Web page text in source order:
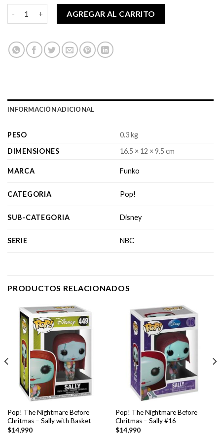
AGREGAR AL CARRITO
INFORMACIÓN ADICIONAL
PESO
0.3 kg
DIMENSIONES
16.5 × 12 × 9.5 cm
MARCA Funko
CATEGORIA Pop!
SUB-CATEGORIA Disney
SERIE NBC
PRODUCTOS RELACIONADOS
Pop! The Nightmare Before
Chritmas – Sally with Basket
$14,990
Pop! The Nightmare Before
Chritmas – Sally #16
$14,990